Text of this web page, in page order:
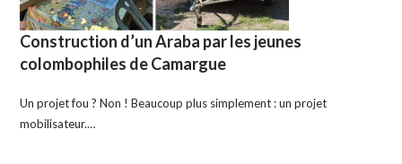
Construction d’un Araba par les jeunes
colombophiles de Camargue
Un projet fou ? Non ! Beaucoup plus simplement : un projet
mobilisateur.…